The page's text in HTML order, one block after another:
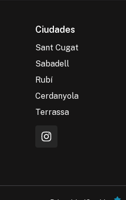
Ciudades
Sant Cugat
Sabadell
Rubí
Cerdanyola
Terrassa
I
n
g